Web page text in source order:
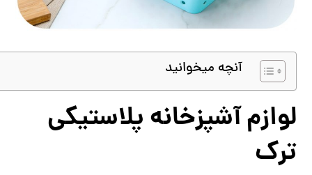
آنچه میخوانید
لوازم آشپزخانه پلاستیکی
ترک